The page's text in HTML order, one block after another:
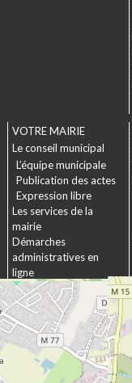
VOTRE MAIRIE
Le conseil municipal
L’équipe municipale
Publication des actes
Expression libre
Les services de la
mairie
Démarches
administratives en
ligne
Formulaires
Marchés publics